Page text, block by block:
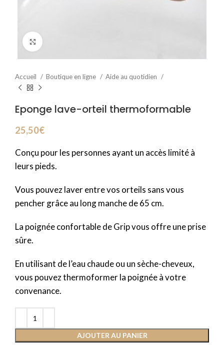
Accueil Boutique en ligne Aide au quotidien
Eponge lave-orteil thermoformable
25,50€
Conçu pour les personnes ayant un accès limité à
leurs pieds.
Vous pouvez laver entre vos orteils sans vous
pencher grâce au long manche de 65 cm.
La poignée confortable de Grip vous offre une prise
sûre.
En utilisant de l’eau chaude ou un sèche-cheveux,
vous pouvez thermoformer la poignée à votre
convenance.
AJOUTER AU PANIER